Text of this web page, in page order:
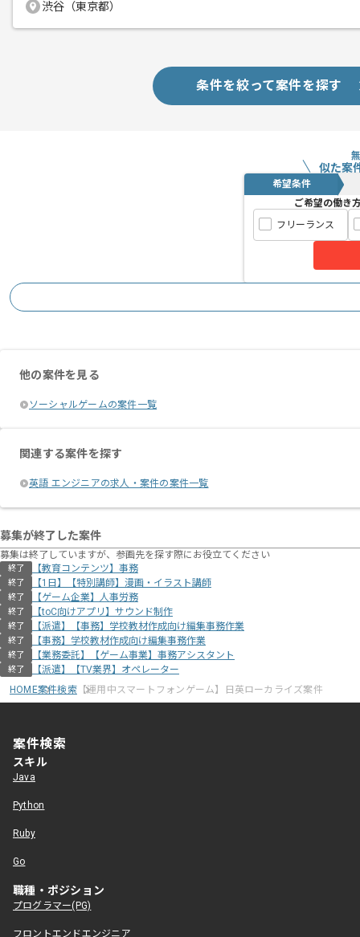
渋谷（東京都）
条件を絞って案件を探す
似た案
希望条件
ご希望の働き
フリーランス
他の案件を見る
ソーシャルゲームの案件一覧
関連する案件を探す
英語 エンジニアの求人・案件の案件一覧
募集が終了した案件
募集は終了していますが、参画先を探す際にお役立てください
終了 【教育コンテンツ】事務
終了 【1日】【特別講師】漫画・イラスト講師
終了 【ゲーム企業】人事労務
終了 【toC向けアプリ】サウンド制作
終了 【派遣】【事務】学校教材作成向け編集事務作業
終了 【事務】学校教材作成向け編集事務作業
終了 【業務委託】【ゲーム事業】事務アシスタント
終了
【派遣】【TV業界】オペレーター
HOME案件検索【運用中スマートフォンゲーム】日英ローカライズ案件
案件検索
スキル
Java
Python
Ruby
Go
職種・ポジション
プログラマー(PG)
フロントエンドエンジニア